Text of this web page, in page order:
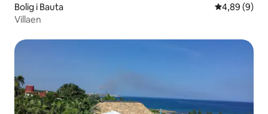
Bolig i Bauta 4,89 ud af 5
4,89 (9)
Villaen